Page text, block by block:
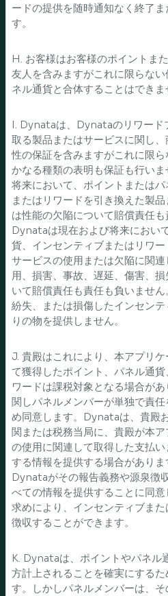
ードの提供を随時通知なく終了
す。
H. お客様はお客様のポイントま
友人を含みますがこれに限らな
ネル通貨と合体することはできま
I. Dynataは、Dynataのリワード
取る製品またはサービスに関し
性の保証を含みますがこれに限
かなる種類の表明も保証も行い
将来において、ポイントまたは
またはリワードを引き換えた製
は性能の欠陥について賠償責任
Dynataは現在および将来におい
貨、インセンティブまたはリワ
サービスの使用または欠陥に関
用、損害、事故、遅延、傷害、
いて賠償責任も責任も負いませ
紛失、または損傷したインセン
りの物を提供しません。
J. 貴殿はこれにより、本アプリ
て獲得したポイント、パネル通
ワードは課税対象となる場合が
関しパネルメンバーが単独で責
め同意します。Dynataは、貴殿
関または税務当局に、貴殿が本
の使用に関連して取得した支払
する情報を提供する場合があり
Dynataがその報告義務や源泉徴
べての情報を提供することに同
求めにより、インセンティブま
徴収することができます。
K. Dynataは、ポイントやパネル
方計上されることを確実にする
す。しかしパネルメンバーは、